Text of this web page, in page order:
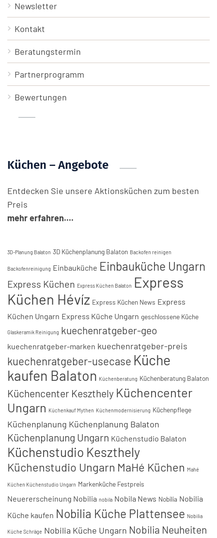
Newsletter
Kontakt
Beratungstermin
Partnerprogramm
Bewertungen
Küchen – Angebote
Entdecken Sie unsere Aktionsküchen zum besten
Preis
mehr erfahren....
3D-Planung Balaton 3D Küchenplanung Balaton Backofen reinigen
Backofenreinigung Einbauküche Einbauküche Ungarn
Express Küchen Express Küchen Balaton Express
Küchen Hévíz Express Küchen News Express
Küchen Ungarn Express Küche Ungarn geschlossene Küche
Glaskeramik Reinigung kuechenratgeber-geo
kuechenratgeber-marken kuechenratgeber-preis
kuechenratgeber-usecase Küche
kaufen Balaton Küchenberatung Küchenberatung Balaton
Küchencenter Keszthely Küchencenter
Ungarn Küchenkauf Mythen Küchenmodernisierung Küchenpflege
Küchenplanung Küchenplanung Balaton
Küchenplanung Ungarn Küchenstudio Balaton
Küchenstudio Keszthely
Küchenstudio Ungarn MaHé Küchen Mahé
Küchen Küchenstudio Ungarn Markenküche Festpreis
Neuererscheinung Nobilia nobila Nobila News Nobilia Nobilia
Küche kaufen Nobilia Küche Plattensee Nobilia
Küche Schräge Nobilia Küche Ungarn Nobilia Neuheiten